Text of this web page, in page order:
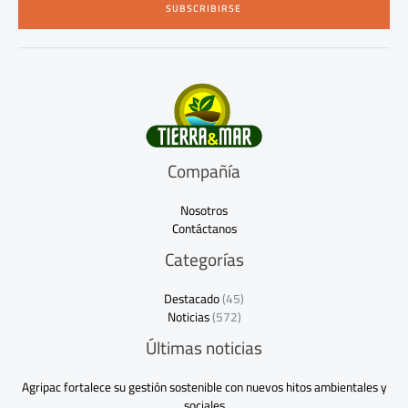
*
SUBSCRIBIRSE
Compañía
Nosotros
Contáctanos
Categorías
Destacado(45)
Noticias(572)
Últimas noticias
Agripac fortalece su gestión sostenible con nuevos hitos ambientales y